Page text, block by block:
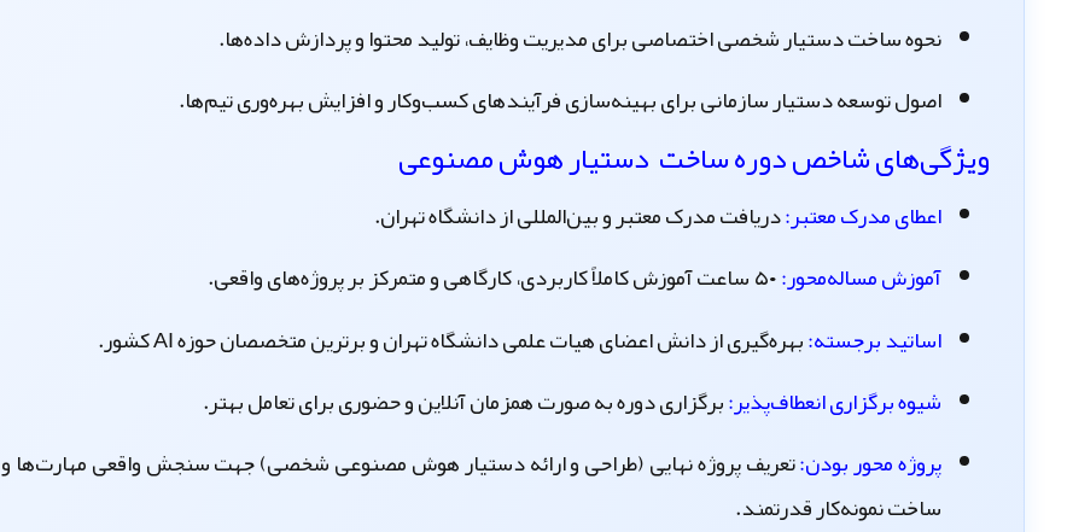
نحوهساخت دستیار شخصیاختصاصی برای مدیریت وظایف، تولید محتوا و پردازش داده‌ها.
اصولتوسعه دستیار سازمانیبرای بهینه‌سازی فرآیندهای کسب‌وکار و افزایش بهره‌وری تیم‌ها.
ویژگی‌های شاخصدوره ساخت دستیار هوش مصنوعی
اعطای مدرک معتبر:دریافت مدرک معتبر و بین‌المللی از دانشگاه تهران.
آموزش مساله‌محور:
اساتید برجسته:بهره‌گیری از دانش اعضای هیات علمی دانشگاه تهران و برترین متخصصان حوزه AI کشور.
شیوه برگزاری انعطاف‌پذیر:برگزاری دوره به صورت همزمان آنلاین و حضوری برای تعامل بهتر.
پروژه محور بودن:تعریفپروژه نهایی (طراحی و ارائه دستیار هوش مصنوعی شخصی)جهت سنجش واقعی مهارت‌ها و
ساخت نمونه‌کار قدرتمند.